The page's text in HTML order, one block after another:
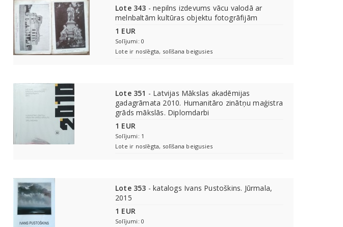
Lote 343 - nepilns izdevums vācu valodā ar
melnbaltām kultūras objektu fotogrāfijām
1 EUR
Solījumi: 0
Lote ir noslēgta, solīšana beigusies
Lote 351 - Latvijas Mākslas akadēmijas
gadagrāmata 2010. Humanitāro zinātņu maģistra
grāds mākslās. Diplomdarbi
1 EUR
Solījumi: 1
Lote ir noslēgta, solīšana beigusies
Lote 353 - katalogs Ivans Pustoškins. Jūrmala,
2015
1 EUR
Solījumi: 0